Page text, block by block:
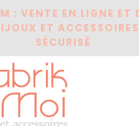
: VENTE EN LIGNE ET
ET
SÉCURISÉ